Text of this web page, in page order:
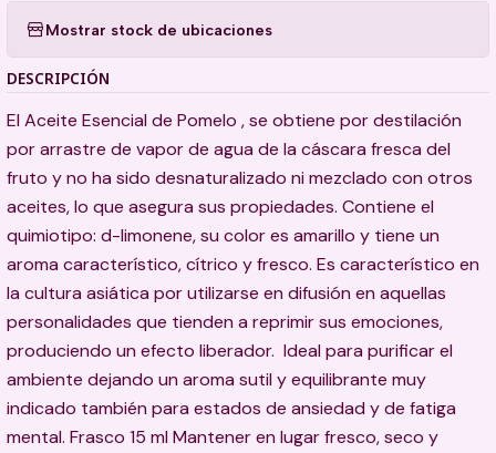
Mostrar stock de ubicaciones
DESCRIPCIÓN
El Aceite Esencial de Pomelo , se obtiene por destilación
por arrastre de vapor de agua de la cáscara fresca del
fruto y no ha sido desnaturalizado ni mezclado con otros
aceites, lo que asegura sus propiedades. Contiene el
quimiotipo: d-limonene, su color es amarillo y tiene un
aroma característico, cítrico y fresco. Es característico en
la cultura asiática por utilizarse en difusión en aquellas
personalidades que tienden a reprimir sus emociones,
produciendo un efecto liberador. Ideal para purificar el
ambiente dejando un aroma sutil y equilibrante muy
indicado también para estados de ansiedad y de fatiga
mental. Frasco 15 ml Mantener en lugar fresco, seco y